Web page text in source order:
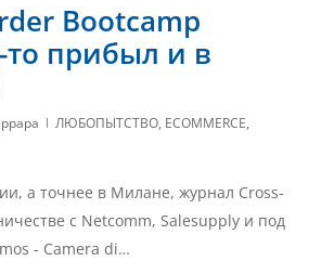
Bootcamp
то прибыл и в
ЛЮБОПЫТСТВО, ECOMMERCE,
а точнее в Милане, журнал Cross-
с Netcomm, Salesupply и под
- Camera di…